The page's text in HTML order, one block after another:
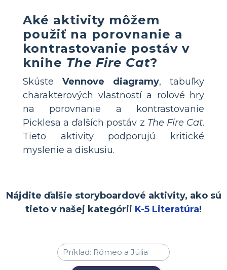
Aké aktivity môžem
použiť na porovnanie a
kontrastovanie postáv v
knihe The Fire Cat?
Skúste Vennove diagramy, tabuľky
charakterových vlastností a rolové hry
na porovnanie a kontrastovanie
Picklesa a ďalších postáv z The Fire Cat.
Tieto aktivity podporujú kritické
myslenie a diskusiu.
Nájdite ďalšie storyboardové aktivity, ako sú
tieto v našej kategórii K-5 Literatúra!